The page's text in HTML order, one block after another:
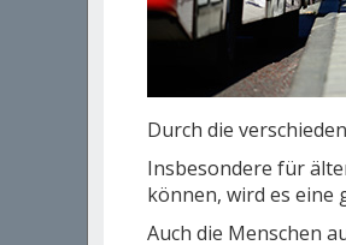
Durch die
Insbesondere für
können, wird es eine
Auch die Menschen